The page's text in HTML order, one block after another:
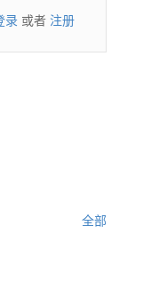
录 或者 注册
全部